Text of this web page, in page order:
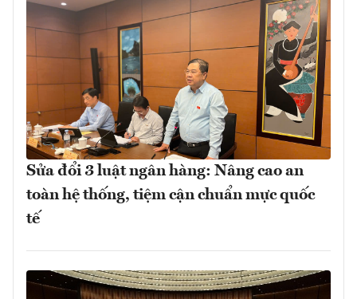
Sửa đổi 3 luật ngân hàng: Nâng cao an
toàn hệ thống, tiệm cận chuẩn mực quốc
tế